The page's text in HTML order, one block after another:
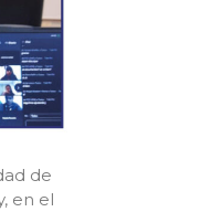
de
en el